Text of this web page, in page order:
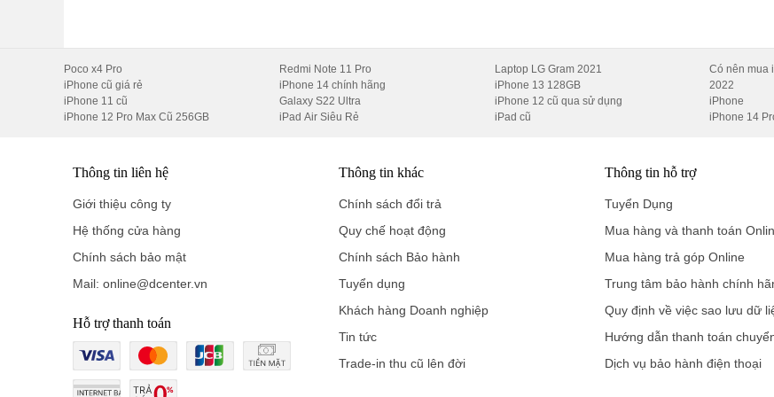
RAM LPDDR5X ROM UFS 4.1– tốc độ ghi đọc cực nhanh.
⚡ Test thực tế:
GeekBench:
Genshin Impact:
PUBG New State: HDR Extreme, không giật lag
Neo 11 được tối ưu đặc biệt cho game, hỗ trợ Bypass charging– vừa sạc vừa chơi mà không nóng pin.
VI. Camera – Đơn giản nhưng chất lượng hàng đầu
kép 50MP + 8MP , nhưng mỗi ống kính đều được tinh chỉnh chuyên nghiệp:
Cảm biếnSony IMX920 50MP– ảnh sắc nét, sáng và chi tiết.
Poco x4 Pro
iPhone cũ giá rẻ
iPhone 11 cũ
iPhone 12 Pro Max Cũ 256GB
Redmi Note 11 Pro
iPhone 14 chính hãng
Galaxy S22 Ultra
iPad Air Siêu Rẻ
Laptop LG Gram 2021
iPhone 13 128GB
iPhone 12 cũ qua sử dụng
iPad cũ
Có nên mua
2022
iPhone
iPhone 14
Thông tin liên hệ
Giới thiệu công ty
Hệ thống cửa hàng
Chính sách bảo mật
Mail: online@dcenter.vn
Hỗ trợ thanh toán
Thông tin khác
Chính sách đổi trả
Quy chế hoạt động
Chính sách Bảo hành
Tuyển dụng
Khách hàng Doanh nghiệp
Tin tức
Trade-in thu cũ lên đời
Thông tin hỗ trợ
Tuyển Dụng
Mua hàng và thanh toán
Mua hàng trả góp Online
Trung tâm bảo hành chính
Quy định về việc sao lưu dữ
Hướng dẫn thanh toán
Dịch vụ bảo hành điện thoại